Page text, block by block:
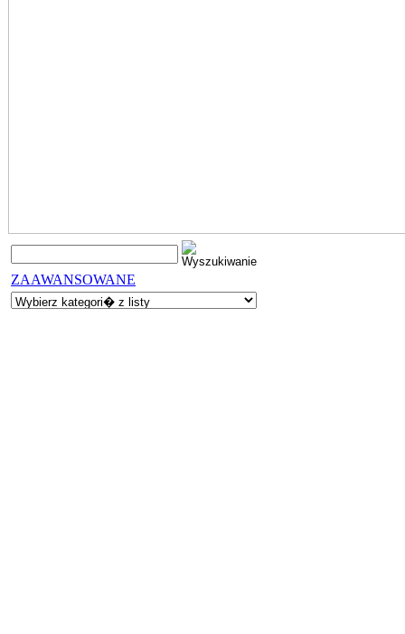
ZAAWANSOWANE